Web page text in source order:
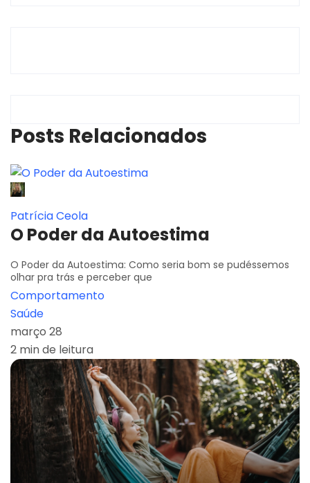
Posts Relacionados
Patrícia Ceola
O Poder da Autoestima
O Poder da Autoestima: Como seria bom se pudéssemos
olhar pra trás e perceber que
Comportamento
Saúde
março 28
2 min de leitura